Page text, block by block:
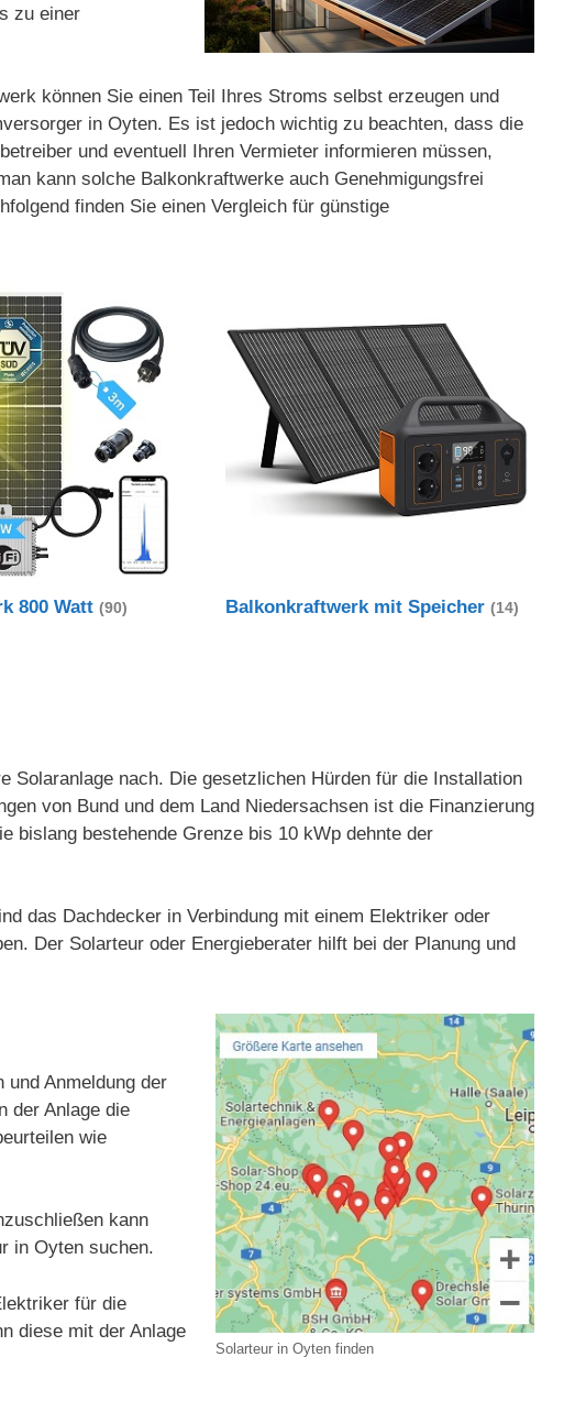
zu einer
können Sie einen Teil Ihres Stroms selbst erzeugen und
in Oyten. Es ist jedoch wichtig zu beachten, dass die
und eventuell Ihren Vermieter informieren müssen,
kann solche Balkonkraftwerke auch Genehmigungsfrei
finden Sie einen Vergleich für günstige
800 Watt(90) Balkonkraftwerk mit Speicher(14)
Solaranlage nach. Die gesetzlichen Hürden für die Installation
von Bund und dem Land Niedersachsen ist die Finanzierung
bislang bestehende Grenze bis 10 kWp dehnte der
das Dachdecker in Verbindung mit einem Elektriker oder
Der Solarteur oder Energieberater hilft bei der Planung und
Solarteur in Oyten finden
Anmeldung der
der Anlage die
wie
kann
in Oyten suchen.
für die
diese mit der Anlage